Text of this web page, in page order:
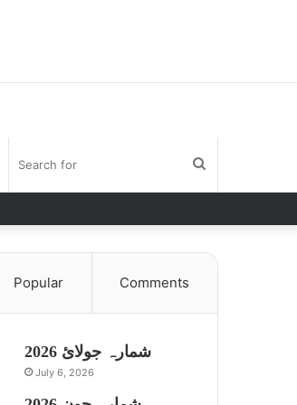
Sidebar
Popular Comments
شمارہ جولائ 2026
July 6, 2026